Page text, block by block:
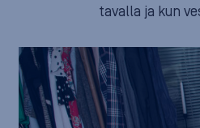
tavalla ja kun